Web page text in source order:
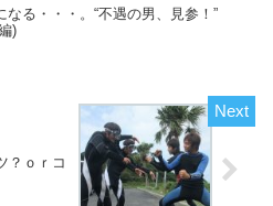
なる・・・。“不遇の男、見参！”
)
？ｏｒコ